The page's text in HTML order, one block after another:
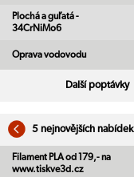
Plochá a guľatá -
34CrNiMo6
Oprava vodovodu
Další poptávky
5 nejnovějších nabídek
Filament PLA od 179,- na
www.tiskve3d.cz